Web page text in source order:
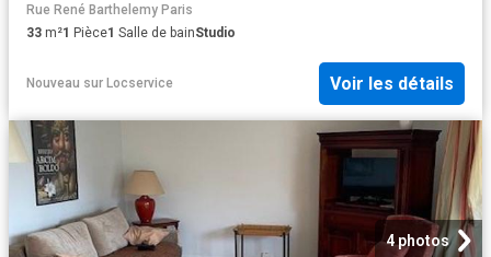
Rue René Barthelemy Paris
33 m²1 Pièce1 Salle de bainStudio
Nouveau sur Locservice Voir les détails
4 photos